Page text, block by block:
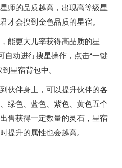
师的品质越高，出现高等级星
才会搜到金色品质的星宿。
能更大几率获得高品质的星
自动进行搜星操作，点击“一键
星宿背包中。
伙伴身上，可以提升伙伴的各
绿色、蓝色、紫色、黄色五个
售获得一定数量的灵石，星宿
提升的属性也会越高。